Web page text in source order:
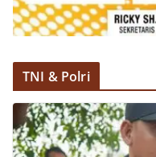
TNI & Polri